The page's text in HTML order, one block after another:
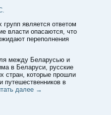
является ответом
власти опасаются, что
переполнения
между Беларусью и
в Беларуси, русские
стран, которые прошли
путешественников в
далее →